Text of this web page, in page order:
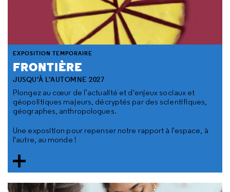
FRONTIÈRE
EXPOSITION TEMPORAIRE
JUSQU’À L’AUTOMNE 2027
Plongez au cœur de l’actualité et d'enjeux sociaux et
géopolitiques majeurs, décryptés par des scientifiques,
géographes, anthropologues.
Une exposition pour repenser notre rapport à l'espace, à
l'autre, au monde !